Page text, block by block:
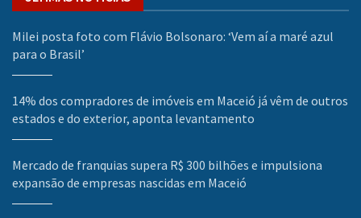
Milei posta foto com Flávio Bolsonaro: ‘Vem aí a maré azul
para o Brasil’
14% dos compradores de imóveis em Maceió já vêm de outros
estados e do exterior, aponta levantamento
Mercado de franquias supera R$ 300 bilhões e impulsiona
expansão de empresas nascidas em Maceió